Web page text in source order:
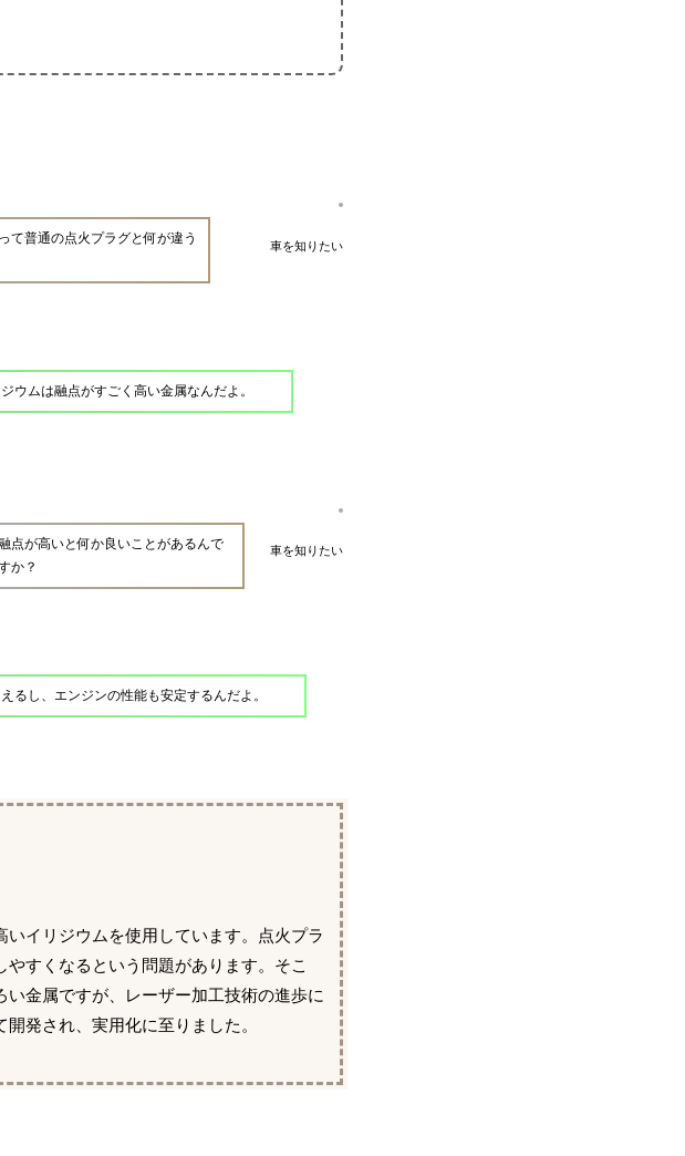
車を知りたい
て普通の点火プラグと何が違う
ウムは融点がすごく高い金属なんだよ。
車を知りたい
点が高いと何か良いことがあるんで
か？
るし、エンジンの性能も安定するんだよ。
イリジウムを使用しています。点火プラ
すくなるという問題があります。そこ
金属ですが、レーザー加工技術の進歩に
発され、実用化に至りました。